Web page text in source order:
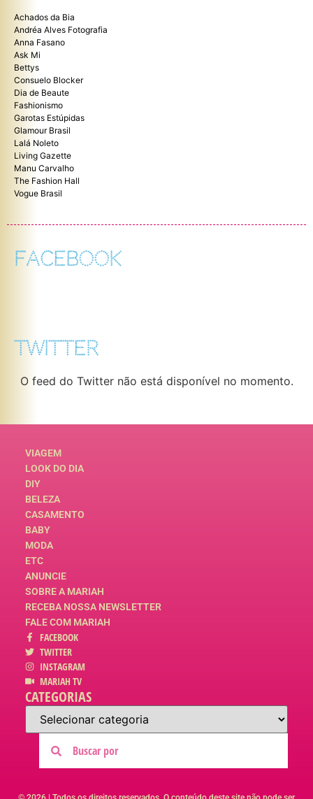
Achados da Bia
Andréa Alves Fotografia
Anna Fasano
Ask Mi
Bettys
Consuelo Blocker
Dia de Beaute
Fashionismo
Garotas Estúpidas
Glamour Brasil
Lalá Noleto
Living Gazette
Manu Carvalho
The Fashion Hall
Vogue Brasil
FACEBOOK
TWITTER
O feed do Twitter não está disponível no momento.
VIAGEM
LOOK DO DIA
DIY
BELEZA
CASAMENTO
BABY
MODA
ETC
ANUNCIE
SOBRE A MARIAH
RECEBA NOSSA NEWSLETTER
FALE COM MARIAH
FACEBOOK
TWITTER
INSTAGRAM
MARIAH TV
CATEGORIAS